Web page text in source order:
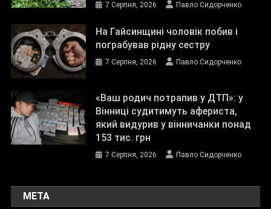
7 Серпня, 2026 Павло Сидорченко
На Гайсинщині чоловік побив і
пограбував рідну сестру
7 Серпня, 2026 Павло Сидорченко
«Ваш родич потрапив у ДТП»: у
Вінниці судитимуть афериста,
який видурив у вінничанки понад
153 тис. грн
7 Серпня, 2026 Павло Сидорченко
МЕТА